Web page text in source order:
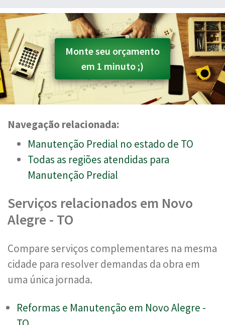
Monte seu orçamento
em 1 minuto ;)
Navegação relacionada:
Manutenção Predial no estado de TO
Todas as regiões atendidas para
Manutenção Predial
Serviços relacionados em Novo
Alegre - TO
Compare serviços complementares na mesma
cidade para resolver demandas da obra em
uma única jornada.
Reformas e Manutenção em Novo Alegre -